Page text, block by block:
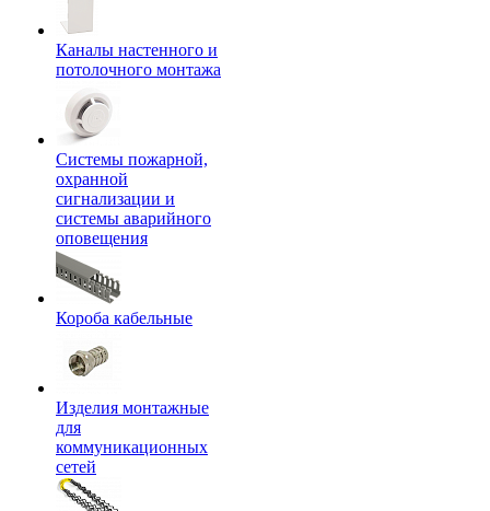
Каналы настенного и
потолочного монтажа
Системы пожарной,
охранной
сигнализации и
системы аварийного
оповещения
Короба кабельные
Изделия монтажные
для
коммуникационных
сетей